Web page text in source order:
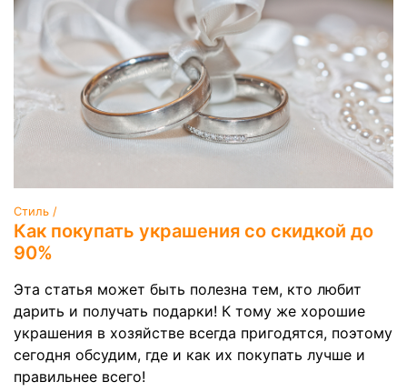
Стиль /
Как покупать украшения со скидкой до
90%
Эта статья может быть полезна тем, кто любит
дарить и получать подарки! К тому же хорошие
украшения в хозяйстве всегда пригодятся, поэтому
сегодня обсудим, где и как их покупать лучше и
правильнее всего!